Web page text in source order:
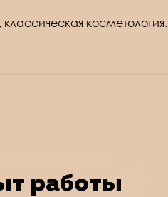
косметология.
работы